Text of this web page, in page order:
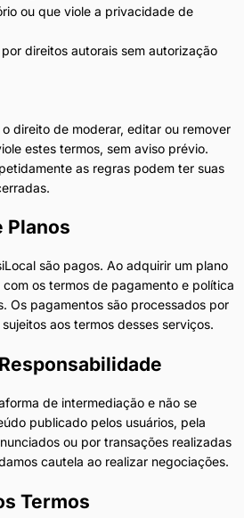
ou que viole a privacidade de
direitos autorais sem autorização
direito de moderar, editar ou remover
estes termos, sem aviso prévio.
as regras podem ter suas
Planos
são pagos. Ao adquirir um plano
os termos de pagamento e política
Os pagamentos são processados por
aos termos desses serviços.
de intermediação e não se
publicado pelos usuários, pela
ou por transações realizadas
cautela ao realizar negociações.
Termos